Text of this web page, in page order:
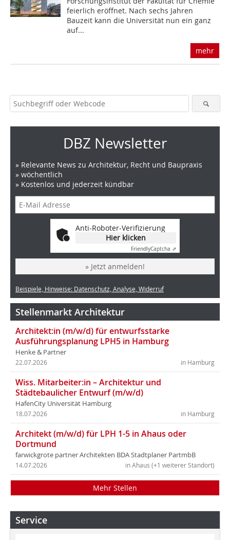
feierlich eröffnet. Nach sechs Jahren
Bauzeit kann die Universität nun ein ganz
auf...
mehr
DBZ Newsletter
» Relevante News zu Architektur, Recht und Baupraxis
» wöchentlich
» Kostenlos und jederzeit kündbar
Anti-Roboter-Verifizierung
Hier klicken
FriendlyCaptcha ⇗
» Jetzt anmelden!
Beispiele, Hinweise: Datenschutz, Analyse, Widerruf
Stellenmarkt Architektur
Architekt:in (m/w/d) für entwurfsstarke
Ausführungsplanung LPH5 in Hamburg
Henke & Partner
in Hamburg
22.07.2026
Wiss. Mitarbeiter:in – Architektur und
Städtebaulicher Entwurf (m/w/d)
HafenCity Universität Hamburg
in Hamburg
18.07.2026
Architekt (m/w/d) für LPH 1-5 in Ahaus oder
Dortmund
farwickgrote partner Architekten BDA Stadtplaner PartmbB
in Ahaus (+1 weiterer Standort)
14.07.2026
Mehr Stellen
Service